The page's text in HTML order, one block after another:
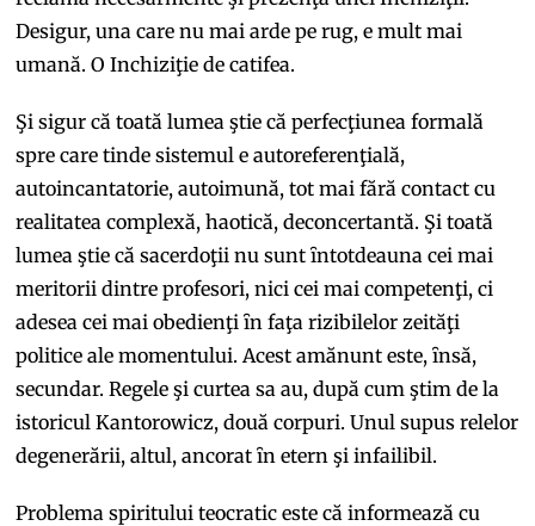
Desigur, una care nu mai arde pe rug, e mult mai
umană. O Inchiziţie de catifea.
Şi sigur că toată lumea ştie că perfecţiunea formală
spre care tinde sistemul e autoreferenţială,
autoincantatorie, autoimună, tot mai fără contact cu
realitatea complexă, haotică, deconcertantă. Şi toată
lumea ştie că sacerdoţii nu sunt ȋntotdeauna cei mai
meritorii dintre profesori, nici cei mai competenţi, ci
adesea cei mai obedienţi ȋn faţa rizibilelor zeităţi
politice ale momentului. Acest amănunt este, ȋnsă,
secundar. Regele şi curtea sa au, după cum ştim de la
istoricul Kantorowicz, două corpuri. Unul supus relelor
degenerării, altul, ancorat ȋn etern şi infailibil.
Problema spiritului teocratic este că informează cu